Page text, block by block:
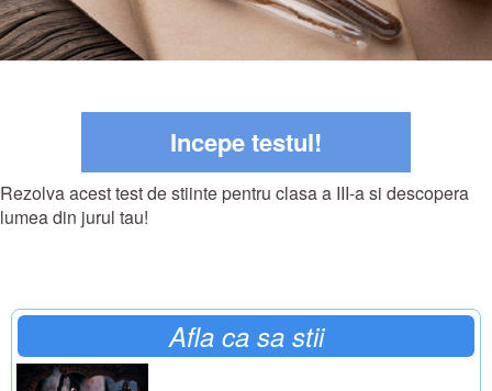
Incepe testul!
Rezolva acest test de stiinte pentru clasa a III-a si descopera
lumea din jurul tau!
Afla ca sa stii